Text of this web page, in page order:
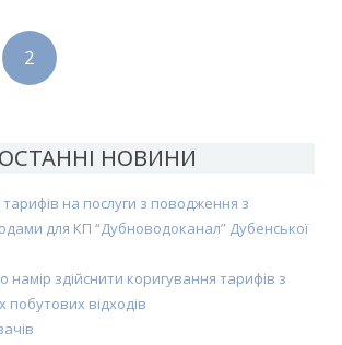
2
ОСТАННІ НОВИНИ
на послуги з поводження з
для КП “Дубноводоканал” Дубенської
намір здійснити коригування тарифів з
побутових відходів